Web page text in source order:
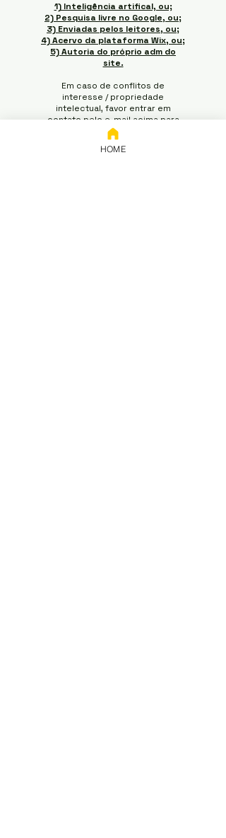
1) Inteligência artifical, ou;
2) Pesquisa livre no Google, ou;
3) Enviadas pelos leitores, ou;
4) Acervo da plataforma Wix, ou;
5) Autoria do próprio adm do
site.
Em caso de conflitos de
interesse / propriedade
intelectual, favor entrar em
contato pelo e-mail acima para
pedir a retirada do material (o e-
mail terá resposta não
automática no momento da
HOME